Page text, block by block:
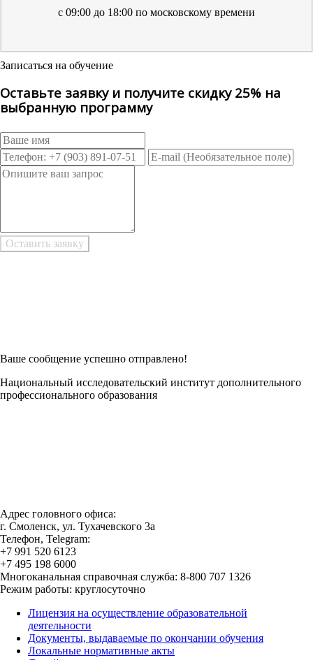
с 09:00 до 18:00 по московскому времени
Записаться на обучение
Оставьте заявку и получите скидку 25% на
выбранную программу
Ваше сообщение успешно отправлено!
Национальный исследовательский институт дополнительного
профессионального образования
Адрес головного офиса:
г. Смоленск, ул. Тухачевского 3а
Телефон, Telegram:
+7 991 520 6123
+7 495 198 6000
Многоканальная справочная служба: 8-800 707 1326
Режим работы: круглосуточно
Лицензия на осуществление образовательной
деятельности
Документы, выдаваемые по окончании обучения
Локальные нормативные акты